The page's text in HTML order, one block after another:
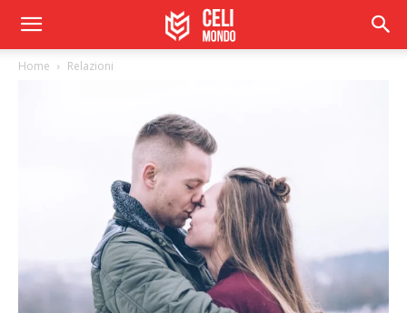
Home Relazioni